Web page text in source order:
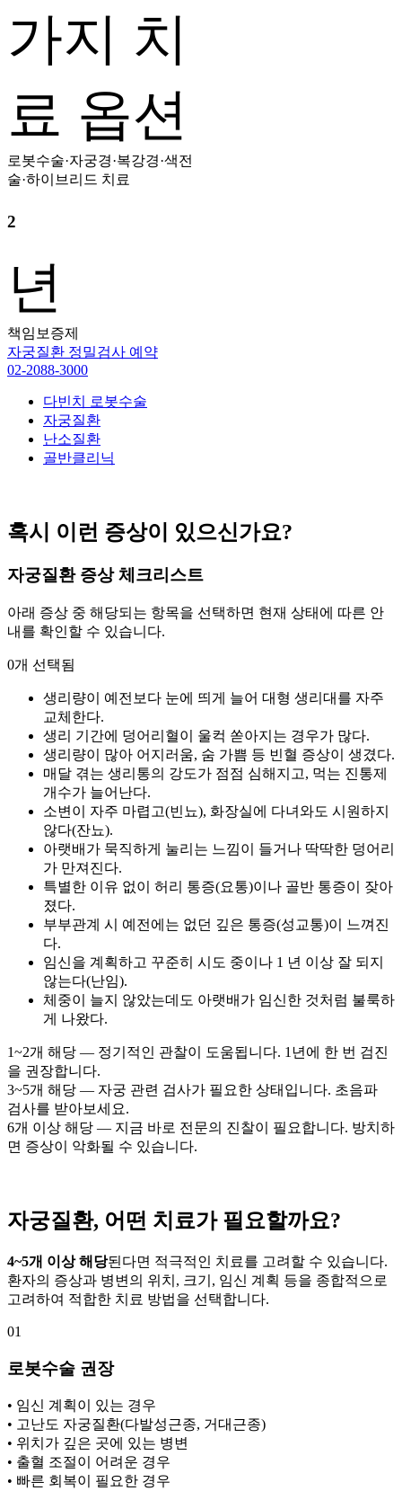
가지 치
료 옵션
로봇수술·자궁경·복강경·색전
술·하이브리드 치료
2
년
책임보증제
자궁질환 정밀검사 예약
02-2088-3000
다빈치 로봇수술
자궁질환
난소질환
골반클리닉
혹시 이런 증상이 있으신가요?
자궁질환 증상 체크리스트
아래 증상 중 해당되는 항목을 선택하면 현재 상태에 따른 안
내를 확인할 수 있습니다.
0개 선택됨
생리량이 예전보다 눈에 띄게 늘어 대형 생리대를 자주
교체한다.
생리 기간에 덩어리혈이 울컥 쏟아지는 경우가 많다.
생리량이 많아 어지러움, 숨 가쁨 등 빈혈 증상이 생겼다.
매달 겪는 생리통의 강도가 점점 심해지고, 먹는 진통제
개수가 늘어난다.
소변이 자주 마렵고(빈뇨), 화장실에 다녀와도 시원하지
않다(잔뇨).
아랫배가 묵직하게 눌리는 느낌이 들거나 딱딱한 덩어리
가 만져진다.
특별한 이유 없이 허리 통증(요통)이나 골반 통증이 잦아
졌다.
부부관계 시 예전에는 없던 깊은 통증(성교통)이 느껴진
다.
임신을 계획하고 꾸준히 시도 중이나 1 년 이상 잘 되지
않는다(난임).
체중이 늘지 않았는데도 아랫배가 임신한 것처럼 불룩하
게 나왔다.
1~2개 해당 — 정기적인 관찰이 도움됩니다. 1년에 한 번 검진
을 권장합니다.
3~5개 해당 — 자궁 관련 검사가 필요한 상태입니다. 초음파
검사를 받아보세요.
6개 이상 해당 — 지금 바로 전문의 진찰이 필요합니다. 방치하
면 증상이 악화될 수 있습니다.
자궁질환, 어떤 치료가 필요할까요?
4~5개 이상 해당된다면 적극적인 치료를 고려할 수 있습니다.
환자의 증상과 병변의 위치, 크기, 임신 계획 등을 종합적으로
고려하여 적합한 치료 방법을 선택합니다.
01
로봇수술 권장
• 임신 계획이 있는 경우
• 고난도 자궁질환(다발성근종, 거대근종)
• 위치가 깊은 곳에 있는 병변
• 출혈 조절이 어려운 경우
• 빠른 회복이 필요한 경우